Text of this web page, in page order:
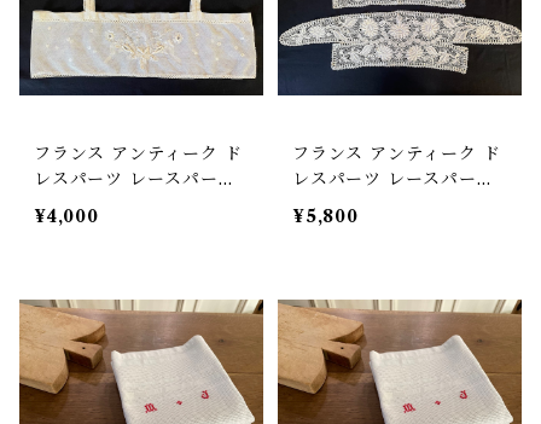
フランス アンティーク ド
レスパーツ レースパーツ
チュールレース 【D-335
B】
¥4,000
フランス アンティーク ド
レスパーツ レースパーツ2
¥5,800